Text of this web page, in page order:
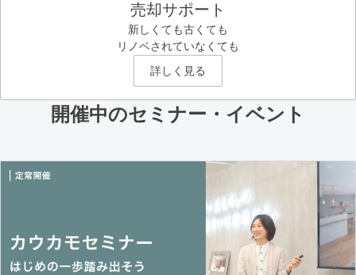
売却サポート
新しくても古くても
リノベされていなくても
詳しく見る
開催中のセミナー・イベント